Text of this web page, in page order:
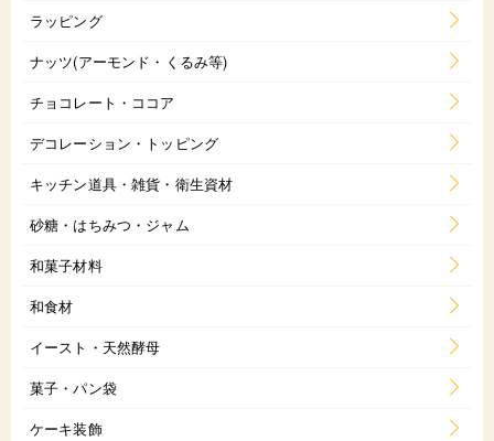
ラッピング
ナッツ(アーモンド・くるみ等)
チョコレート・ココア
デコレーション・トッピング
キッチン道具・雑貨・衛生資材
砂糖・はちみつ・ジャム
和菓子材料
和食材
イースト・天然酵母
菓子・パン袋
ケーキ装飾